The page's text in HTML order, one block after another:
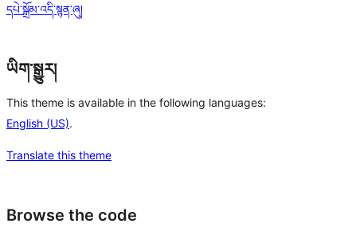
དཔེ་སྒྲོམ་འདི་སྙན་ཞུ།
ཡིག་སྒྱུར།
This theme is available in the following languages:
English (US).
Translate this theme
Browse the code